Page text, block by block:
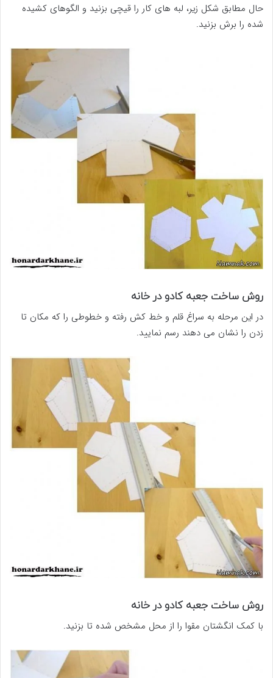
حال مطابق شکل زیر، لبه های کار را قیچی بزنید و الگوهای کشیده
شده را برش بزنید.
روش ساخت جعبه کادو در خانه
در این مرحله به سراغ قلم و خط کش رفته و خطوطی را که مکان تا
زدن را نشان می دهند رسم نمایید.
روش ساخت جعبه کادو در خانه
با کمک انگشتان مقوا را از محل مشخص شده تا بزنید.